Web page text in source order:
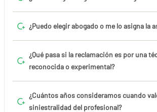
¿Puedo elegir abogado o me lo asigna la
¿Qué pasa si la reclamación es por una
reconocida o experimental?
¿Cuántos años consideramos cuando
siniestralidad del profesional?